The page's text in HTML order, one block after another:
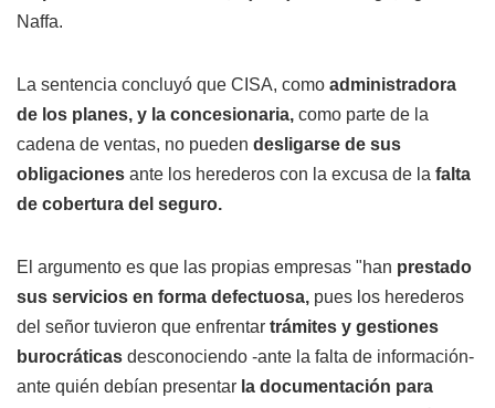
Naffa.
La sentencia concluyó que CISA, como administradora
de los planes, y la concesionaria, como parte de la
cadena de ventas, no pueden desligarse de sus
obligaciones ante los herederos con la excusa de la falta
de cobertura del seguro.
El argumento es que las propias empresas "han prestado
sus servicios en forma defectuosa, pues los herederos
del señor tuvieron que enfrentar trámites y gestiones
burocráticas desconociendo -ante la falta de información-
ante quién debían presentar la documentación para